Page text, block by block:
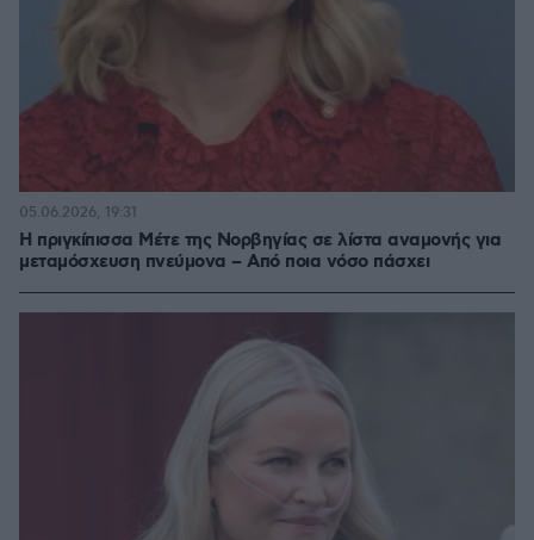
Η πριγκίπισσα Μέτε της Νορβηγίας σε λίστα αναμονής για
μεταμόσχευση πνεύμονα – Από ποια νόσο πάσχει
05.06.2026, 19:31